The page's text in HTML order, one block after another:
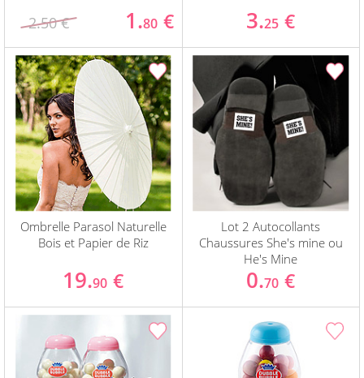
2.50 € 1.80 € 3.25 €
Ombrelle Parasol Naturelle
Bois et Papier de Riz
19.90 €
Lot 2 Autocollants
Chaussures She's mine ou
He's Mine
0.70 €